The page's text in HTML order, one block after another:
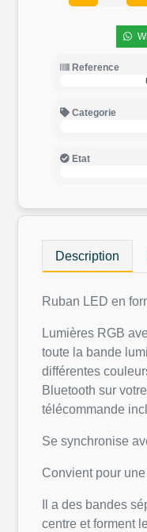
Reference
Categorie
Etat
Description
Ruban LED en
Lumières RGB
toute la bande
différentes
Bluetooth sur
télécommande
Se synchronise
Convient pour
Il a des bandes
centre et forment